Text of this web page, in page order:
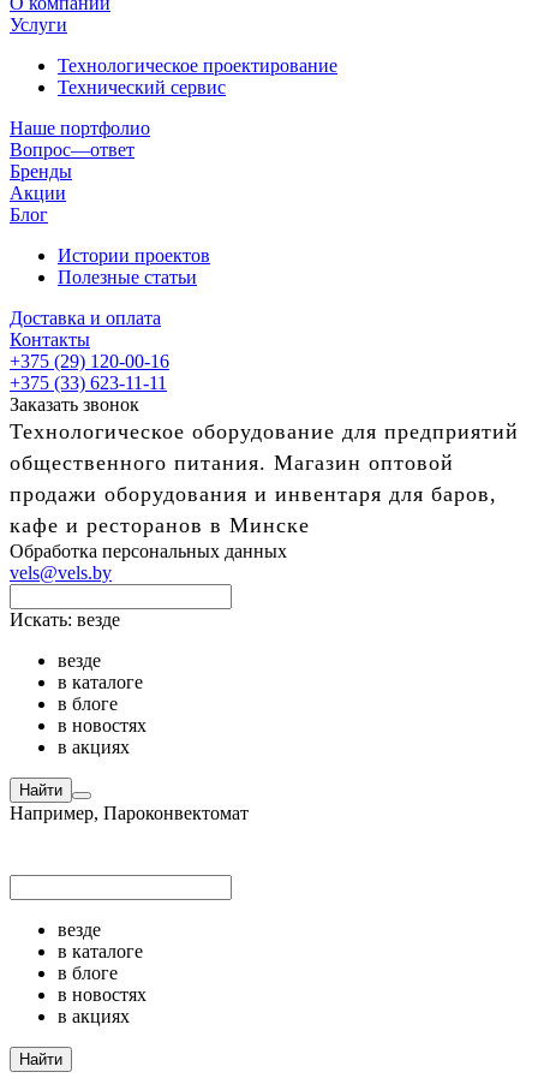
Услуги
Технологическое проектирование
Технический сервис
Наше портфолио
Вопрос—ответ
Бренды
Акции
Блог
Истории проектов
Полезные статьи
Доставка и оплата
Контакты
+375 (29) 120-00-16
+375 (33) 623-11-11
Заказать звонок
Технологическое оборудование для предприятий
общественного питания. Магазин оптовой
продажи оборудования и инвентаря для баров,
кафе и ресторанов в Минске
Обработка персональных данных
vels@vels.by
Искать: везде
везде
в каталоге
в блоге
в новостях
в акциях
Найти
Например, Пароконвектомат
везде
в каталоге
в блоге
в новостях
в акциях
Найти